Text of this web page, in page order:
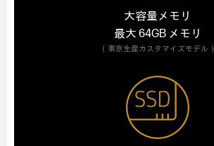
大容量メモリ
最大 64GB メモリ
（東京生産カスタマイズモデル）